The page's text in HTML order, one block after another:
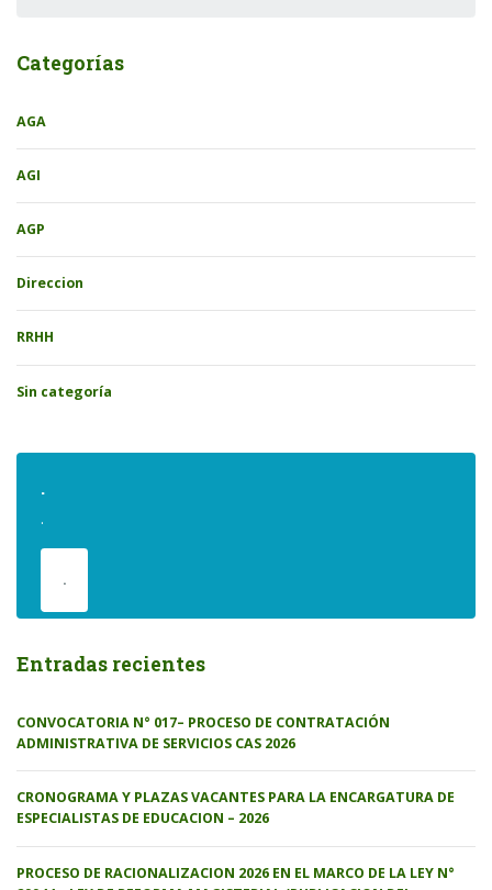
Categorías
AGA
AGI
AGP
Direccion
RRHH
Sin categoría
.
.
.
Entradas recientes
CONVOCATORIA N° 017– PROCESO DE CONTRATACIÓN
ADMINISTRATIVA DE SERVICIOS CAS 2026
CRONOGRAMA Y PLAZAS VACANTES PARA LA ENCARGATURA DE
ESPECIALISTAS DE EDUCACION – 2026
PROCESO DE RACIONALIZACION 2026 EN EL MARCO DE LA LEY N°